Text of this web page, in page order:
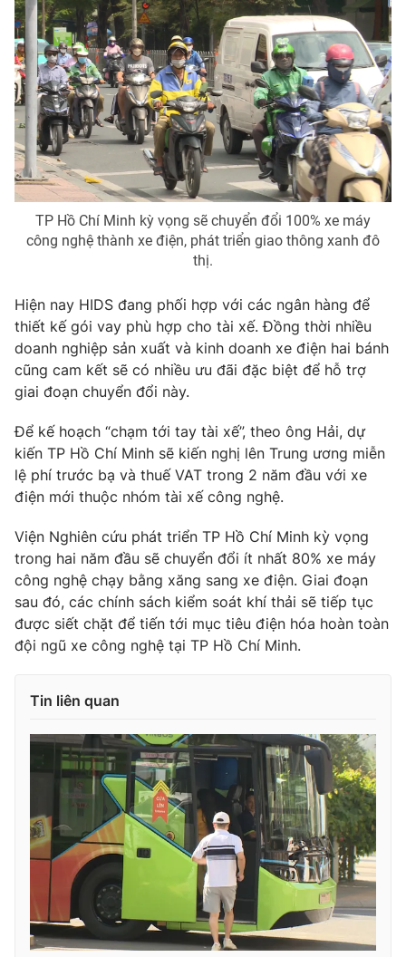
TP Hồ Chí Minh kỳ vọng sẽ chuyển đổi 100% xe máy
công nghệ thành xe điện, phát triển giao thông xanh đô
thị.
Hiện nay HIDS đang phối hợp với các ngân hàng để
thiết kế gói vay phù hợp cho tài xế. Đồng thời nhiều
doanh nghiệp sản xuất và kinh doanh xe điện hai bánh
cũng cam kết sẽ có nhiều ưu đãi đặc biệt để hỗ trợ
giai đoạn chuyển đổi này.
Để kế hoạch “chạm tới tay tài xế”, theo ông Hải, dự
kiến TP Hồ Chí Minh sẽ kiến nghị lên Trung ương miễn
lệ phí trước bạ và thuế VAT trong 2 năm đầu với xe
điện mới thuộc nhóm tài xế công nghệ.
Viện Nghiên cứu phát triển TP Hồ Chí Minh kỳ vọng
trong hai năm đầu sẽ chuyển đổi ít nhất 80% xe máy
công nghệ chạy bằng xăng sang xe điện. Giai đoạn
sau đó, các chính sách kiểm soát khí thải sẽ tiếp tục
được siết chặt để tiến tới mục tiêu điện hóa hoàn toàn
đội ngũ xe công nghệ tại TP Hồ Chí Minh.
Tin liên quan